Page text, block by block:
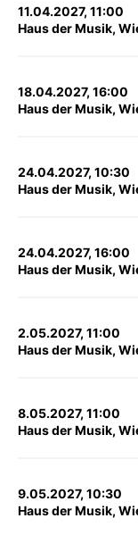
11.04.2027, 11:00
Haus der Musik,
18.04.2027, 16:00
Haus der Musik,
24.04.2027, 10:30
Haus der Musik,
24.04.2027, 16:00
Haus der Musik,
2.05.2027, 11:00
Haus der Musik,
8.05.2027, 11:00
Haus der Musik,
9.05.2027, 10:30
Haus der Musik,